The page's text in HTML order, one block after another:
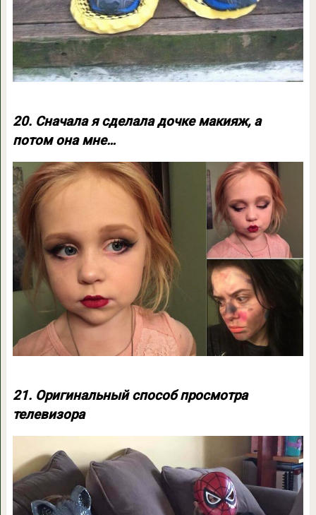
20. Сначала я сделала дочке макияж, а
потом она мне…
21. Оригинальный способ просмотра
телевизора